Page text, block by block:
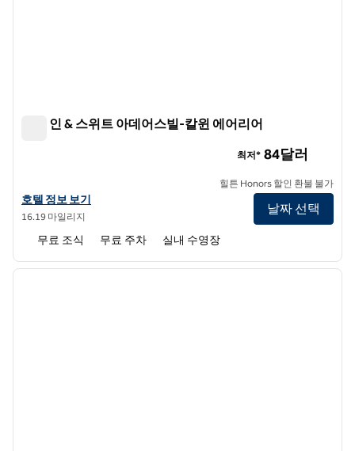
햄튼 인 & 스위트 아데어스빌-칼윈 에어리어
햄튼 인 & 스위트 아데어스빌-칼윈 에어리어의 호텔 정보 보기
호텔 정보 보기
16.19 마일리지
최저* 84달러
힐튼 Honors 할인 환불 불가
날짜 선택
무료 조식 무료 주차 실내 수영장
1/12
다음